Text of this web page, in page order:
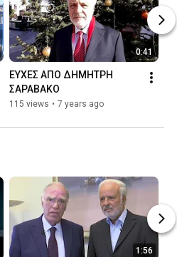
0:41
ΕΥΧΕΣ ΑΠΟ ΔΗΜΗΤΡΗ
ΣΑΡΑΒΑΚΟ
115 views • 7 years ago
1:56